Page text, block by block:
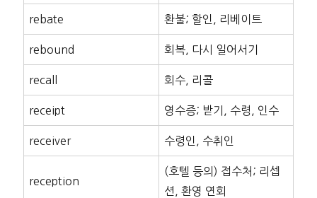
rebate 환불; 할인, 리베이트
rebound 회복, 다시 일어서기
recall 회수, 리콜
receipt 영수증; 받기, 수령, 인수
receiver 수령인, 수취인
reception
(호텔 등의) 접수처; 리셉
션, 환영 연회